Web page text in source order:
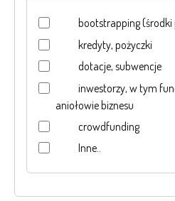
bootstrapping
kredyty, pożyczki
dotacje, subwencje
inwestorzy, w tym
aniołowie biznesu
crowdfunding
Inne..